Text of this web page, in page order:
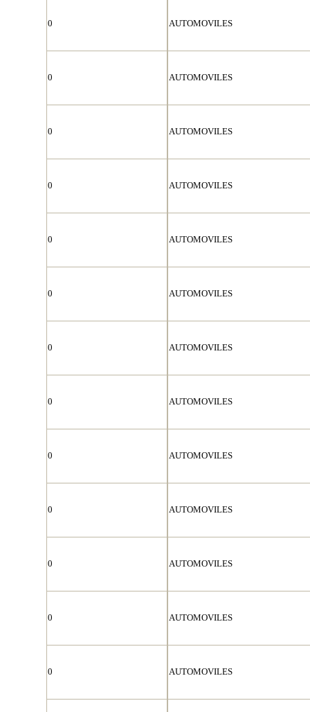
0 AUTOMOVILES
0 AUTOMOVILES
0 AUTOMOVILES
0 AUTOMOVILES
0 AUTOMOVILES
0 AUTOMOVILES
0 AUTOMOVILES
0 AUTOMOVILES
0 AUTOMOVILES
0 AUTOMOVILES
0 AUTOMOVILES
0 AUTOMOVILES
0 AUTOMOVILES